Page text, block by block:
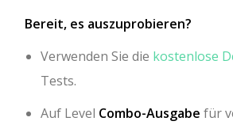
Bereit, es auszuprobieren?
Verwenden Sie die kostenlose
Tests.
Auf Level Combo-Ausgabe für